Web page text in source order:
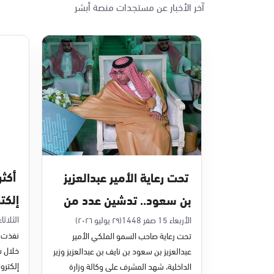
الأحد - الخميس (08:00-14:30)
الدمام, الدمام - بنده حي أحد
الأحد - الخميس (08:00-14:30)
التوجه للموقع
الدمام, الدمام - الغرفة التجارية
التوجه للموقع
الدمام, الدمام - بنده - حي الشاطئ
الأحد - الخميس (08:00-14:30)
التوجه للموقع
آخر الأخبار عن مستجدات منصة أبشر
تحت رعاية الأمير عبدالعزيز
بن سعود.. تدشين عدد من
مشاريع التحول الرقمي
والخدمات الإلكترونية
للأحوال المدنية
الأربعاء 15 صفر 1448
(٢٩ يوليو ٢٠٢٦)
تحت رعاية صاحب السمو الملكي الأمير
عبدالعزيز بن سعود بن نايف بن عبدالعزيز وزير
الداخلية، شهد المشرف على وكالة وزارة
في
الثلاثاء 7 صفر
نفذت